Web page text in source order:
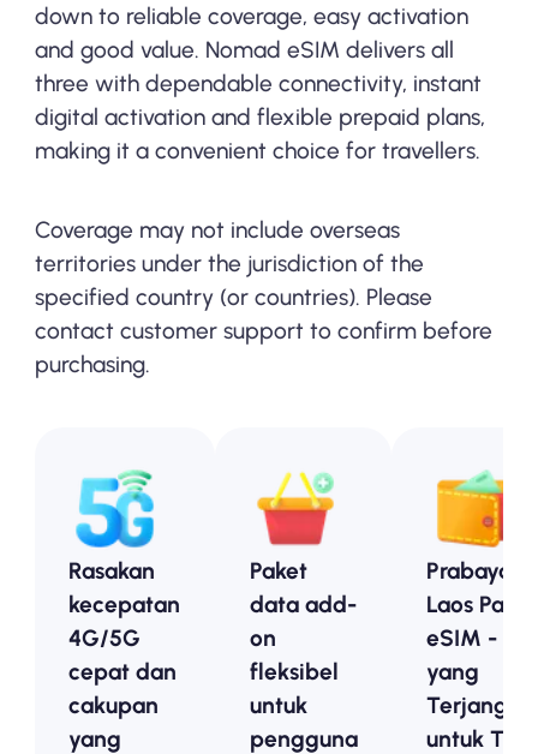
down to reliable coverage, easy activation
and good value. Nomad eSIM delivers all
three with dependable connectivity, instant
digital activation and flexible prepaid plans,
making it a convenient choice for travellers.
Coverage may not include overseas
territories under the jurisdiction of the
specified country (or countries). Please
contact customer support to confirm before
purchasing.
Rasakan
kecepatan
4G/5G
cepat dan
cakupan
yang
Paket
data add-
on
fleksibel
untuk
pengguna
Prabayar
Laos Paket
eSIM -
yang
untuk